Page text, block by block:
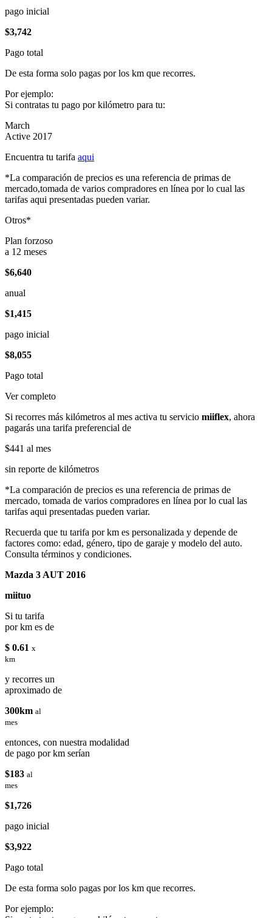
pago inicial
$3,742
Pago total
De esta forma solo pagas por los km que recorres.
Por ejemplo:
Si contratas tu pago por kilómetro para tu:
March
Active 2017
Encuentra tu tarifa aqui
*La comparación de precios es una referencia de primas de
mercado,tomada de varios compradores en línea por lo cual las
tarifas aqui presentadas pueden variar.
Otros*
Plan forzoso
a 12 meses
$6,640
anual
$1,415
pago inicial
$8,055
Pago total
Ver completo
Si recorres más kilómetros al mes activa tu servicio miiflex, ahora
pagarás una tarifa preferencial de
$441 al mes
sin reporte de kilómetros
*La comparación de precios es una referencia de primas de
mercado, tomada de varios compradores en línea por lo cual las
tarifas aqui presentadas pueden variar.
Recuerda que tu tarifa por km es personalizada y depende de
factores como: edad, género, tipo de garaje y modelo del auto.
Consulta términos y condiciones.
Mazda 3 AUT 2016
miituo
Si tu tarifa
por km es de
$ 0.61 x
km
y recorres un
aproximado de
300km al
mes
entonces, con nuestra modalidad
de pago por km serían
$183 al
mes
$1,726
pago inicial
$3,922
Pago total
De esta forma solo pagas por los km que recorres.
Por ejemplo: